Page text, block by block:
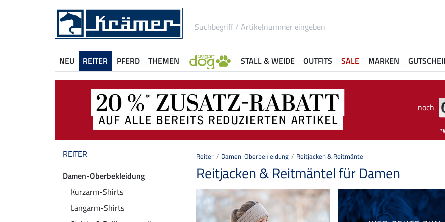
NEU REITER PFERD THEMEN STALL & WEIDE OUTFITS SALE MARKEN
noch
REITER
Damen-Oberbekleidung
Kurzarm-Shirts
Langarm-Shirts
Reiter Damen-Oberbekleidung Reitjacken & Reitmäntel
Reitjacken & Reitmäntel für Damen